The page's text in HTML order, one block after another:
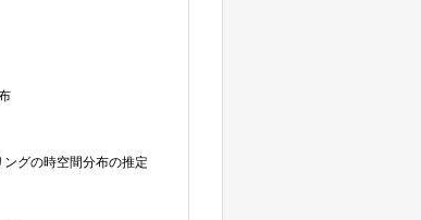
グの時空間分布の推定